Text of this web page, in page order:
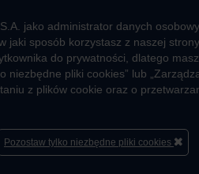
wyłącznie obsługa
interwencyjna.
(Kliknij po więcej informacji)
jako administrator danych
jaki sposób korzystasz z naszej
do prywatności, dlatego
niezbędne pliki cookies” lub
z plików cookie oraz o
Pozostaw tylko niezbędne pliki cookies